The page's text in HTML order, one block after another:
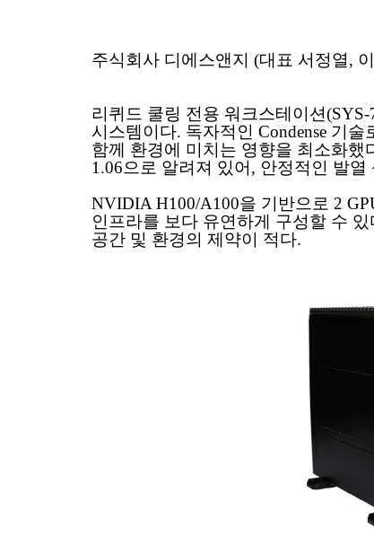
주식회사 디에스앤지 (대표 서정열,
리퀴드 쿨링 전용 워크스테이션
시스템이다. 독자적인 Condense 기
함께 환경에 미치는 영향을 최소화했
1.06으로 알려져 있어, 안정적인 발
NVIDIA H100/A100을 기반으로 2
인프라를 보다 유연하게 구성할 수
공간 및 환경의 제약이 적다.